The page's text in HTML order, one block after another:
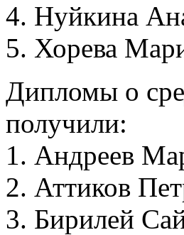
4. Нуйкина
5. Хорева
Дипломы о
получили:
1. Андреев
2. Аттиков
3. Бирилей